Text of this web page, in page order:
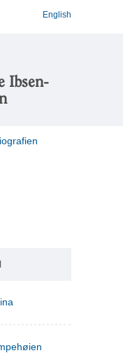
English
Ibsen-